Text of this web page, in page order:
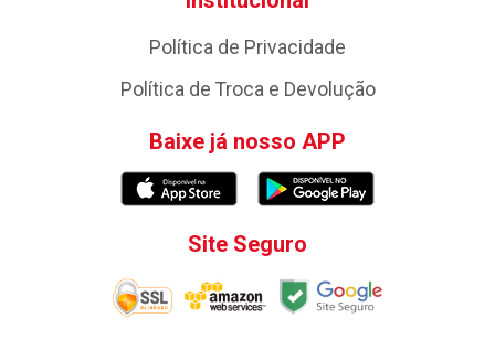
Política de Privacidade
Política de Troca e Devolução
Baixe já nosso APP
Site Seguro